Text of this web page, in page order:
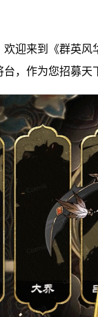
欢迎来到《群英
台，作为您招募天